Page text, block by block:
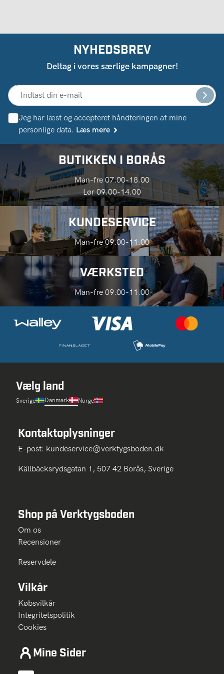
NYHEDSBREV
Deltag i vores særlige kampagner!
Jeg har læst og accepteret håndteringen af ​​mine
personlige data. Læs mere
BUTIKKEN I BORÅS
Man-fre 07.00-18.00
Lør 09.00-14.00
KUNDESERVICE
Man-fre 09.00-11.00
VÆRKSTED
Man-fre 09.00-11.00
Vælg land
Sverige Danmark Norge
Kontaktoplysninger
E-post: kundeservice@verktygsboden.dk
Källbäcksrydsgatan 1, 507 42 Borås, Sverige
Shop på Verktygsboden
Om os
Recensioner
Reservdele
Vilkår
Købsvilkår
Integritetspolitik
Cookies
Mine Sider